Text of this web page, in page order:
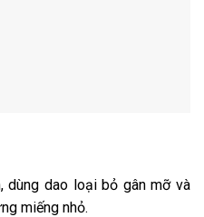
dùng dao loại bỏ gân mỡ và
miếng nhỏ.